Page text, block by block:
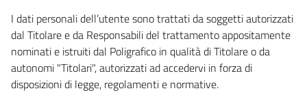
I dati personali dell’utente sono trattati da soggetti autorizzati
dal Titolare e da Responsabili del trattamento appositamente
nominati e istruiti dal Poligrafico in qualità di Titolare o da
autonomi "Titolari", autorizzati ad accedervi in forza di
disposizioni di legge, regolamenti e normative.